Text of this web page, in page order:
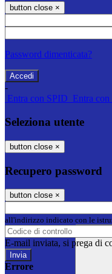
button close ×
Password dimenticata?
-
Entra con SPID Entra
Seleziona utente
button close ×
Recupero password
button close ×
all'indirizzo indicato con le
E-mail inviata, si prega di
Errore